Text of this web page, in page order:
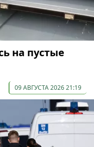
на пустые
09 АВГУСТА 2026 21:19